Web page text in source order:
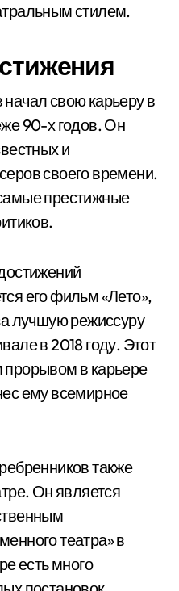
стилем.
свою карьеру в
90-х годов. Он
и
своего времени.
престижные
его фильм «Лето»,
лучшую режиссуру
в 2018 году. Этот
в карьере
ему всемирное
также
Он является
театра» в
есть много